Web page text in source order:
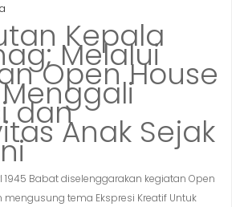
Kepala
Melalui
Open House
danAnak Sejak
1945 Babat diselenggarakan kegiatan Open
mengusung tema Ekspresi Kreatif Untuk